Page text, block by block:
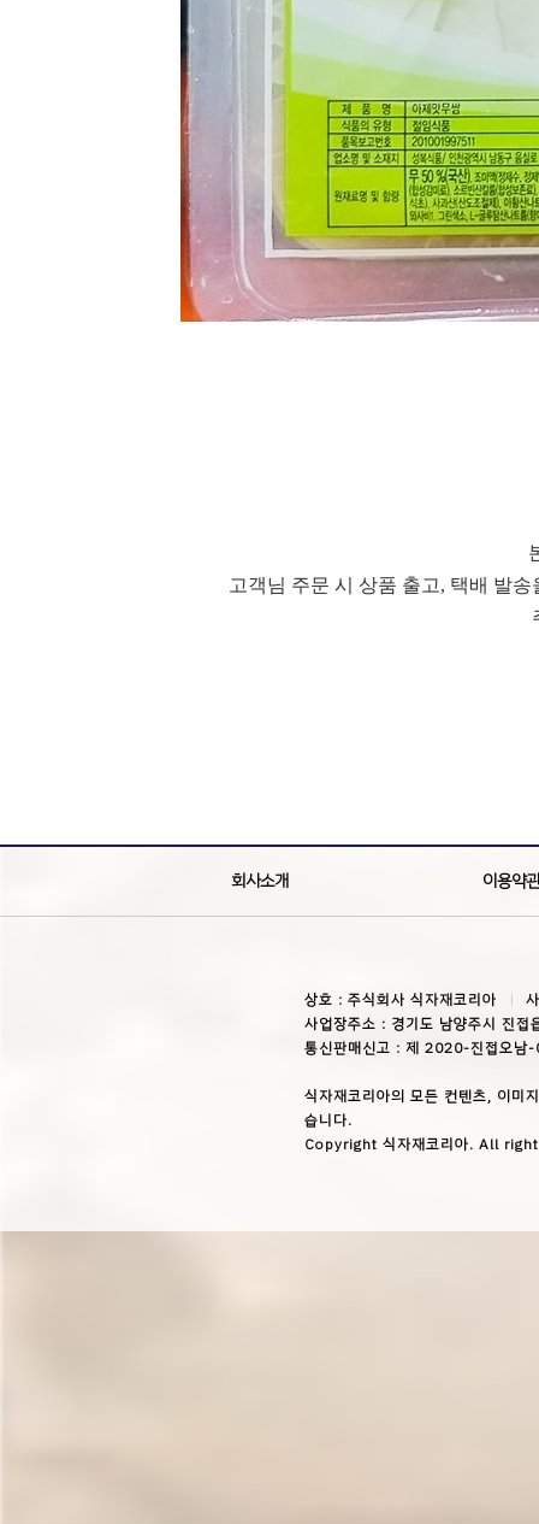
고객님 주문 시 상품 출고, 택배 발
회사소개 이용약
상호 : 주식회사 식자재코리아
사업장주소 : 경기도 남양주시 진
통신판매신고 : 제 2020-진접오남
식자재코리아의 모든 컨텐츠, 이미
습니다.
Copyright 식자재코리아. All